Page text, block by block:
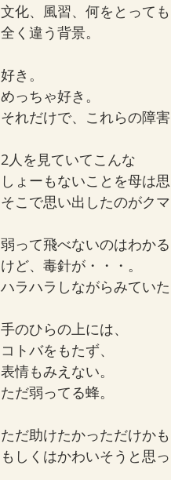
文化、風習、何をとっても
全く違う背景。
好き。
めっちゃ好き。
それだけで、これらの障
2人を見ていてこんな
しょーもないことを母は思
そこで思い出したのがクマ
弱って飛べないのはわかる
けど、毒針が・・・。
ハラハラしながらみていた
手のひらの上には、
コトバをもたず、
表情もみえない。
ただ弱ってる蜂。
ただ助けたかっただけかも
もしくはかわいそうと思っ